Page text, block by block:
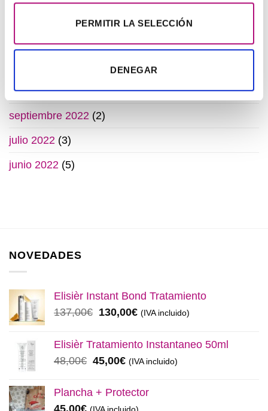
PERMITIR LA SELECCIÓN
DENEGAR
enero 2023(1)
octubre 2022(1)
septiembre 2022 (2)
julio 2022 (3)
junio 2022 (5)
NOVEDADES
Elisièr Instant Bond Tratamiento
137,00€ El
original
137,00€.
130,00€El
actual
130,00€.
(IVA incluido)
Elisièr Tratamiento Instantaneo 50ml
48,00€ El
original
45,00€El
actual
(IVA incluido)
Plancha + Protector
45,00€ (IVA incluido)